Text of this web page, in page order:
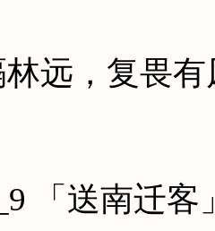
，复畏有
送南迁客